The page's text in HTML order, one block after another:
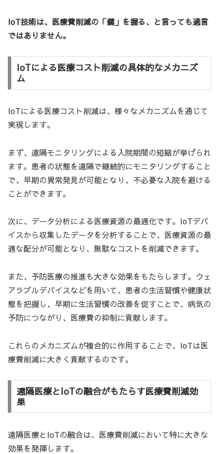
IoT技術は、医療費削減の「鍵」を握る、と言っても過言
ではありません。
IoTによる医療コスト削減の具体的なメカニズ
ム
IoTによる医療コスト削減は、様々なメカニズムを通じて
実現します。
まず、遠隔モニタリングによる入院期間の短縮が挙げられ
ます。患者の状態を遠隔で継続的にモニタリングすること
で、早期の異常発見が可能となり、不必要な入院を避ける
ことができます。
次に、データ分析による医療資源の最適化です。IoTデバ
イスから収集したデータを分析することで、医療資源の最
適な配分が可能となり、無駄なコストを削減できます。
また、予防医療の推進も大きな効果をもたらします。ウェ
アラブルデバイスなどを用いて、患者の生活習慣や健康状
態を把握し、早期に生活習慣の改善を促すことで、病気の
予防につながり、医療費の抑制に貢献します。
これらのメカニズムが複合的に作用することで、IoTは医
療費削減に大きく貢献するのです。
遠隔医療とIoTの融合がもたらす医療費削減効
果
遠隔医療とIoTの融合は、医療費削減において特に大きな
効果を発揮します。